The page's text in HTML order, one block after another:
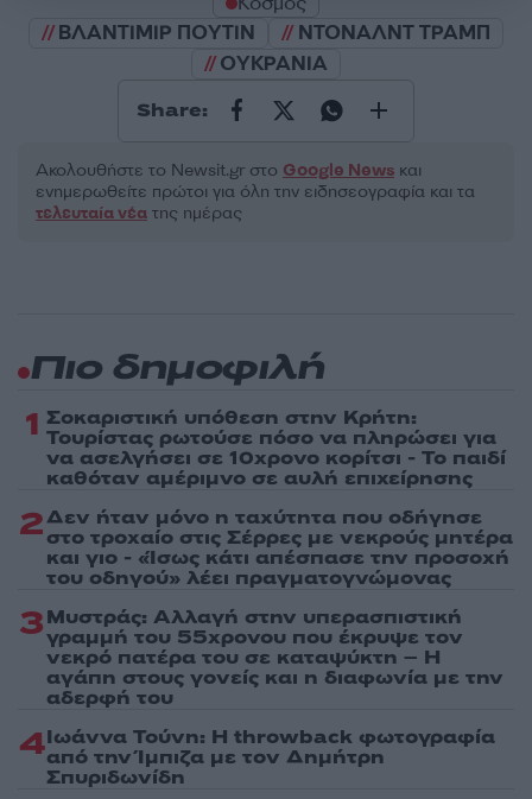
ΒΛΑΝΤΙΜΙΡ ΠΟΥΤΙΝ
ΝΤΟΝΑΛΝΤ ΤΡΑΜΠ
ΟΥΚΡΑΝΙΑ
Share:
Ακολουθήστε το Νewsit.gr στο Google News και
ενημερωθείτε πρώτοι για όλη την ειδησεογραφία και τα
τελευταία νέα της ημέρας
Πιο δημοφιλή
1 Σοκαριστική υπόθεση στην Κρήτη:
Τουρίστας ρωτούσε πόσο να πληρώσει για
να ασελγήσει σε 10χρονο κορίτσι - Το παιδί
καθόταν αμέριμνο σε αυλή επιχείρησης
2Δεν ήταν μόνο η ταχύτητα που οδήγησε
στο τροχαίο στις Σέρρες με νεκρούς μητέρα
και γιο - «Ίσως κάτι απέσπασε την προσοχή
του οδηγού» λέει πραγματογνώμονας
3Μυστράς: Αλλαγή στην υπερασπιστική
γραμμή του 55χρονου που έκρυψε τον
νεκρό πατέρα του σε καταψύκτη – Η
αγάπη στους γονείς και η διαφωνία με την
αδερφή του
4Ιωάννα Τούνη: Η throwback φωτογραφία
από την Ίμπιζα με τον Δημήτρη
Σπυριδωνίδη